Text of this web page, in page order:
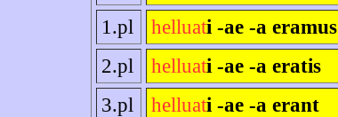
1.pl
helluati -ae -a eramus
2.pl
helluati -ae -a eratis
3.pl
helluati -ae -a erant